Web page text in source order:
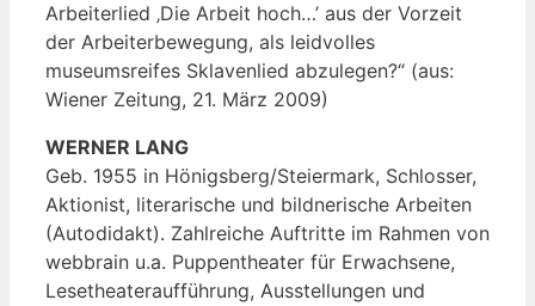
Arbeiterlied ‚Die Arbeit hoch…’ aus der Vorzeit
der Arbeiterbewegung, als leidvolles
museumsreifes Sklavenlied abzulegen?“ (aus:
Wiener Zeitung, 21. März 2009)
WERNER LANG
Geb. 1955 in Hönigsberg/Steiermark, Schlosser,
Aktionist, literarische und bildnerische Arbeiten
(Autodidakt). Zahlreiche Auftritte im Rahmen von
webbrain u.a. Puppentheater für Erwachsene,
Lesetheateraufführung, Ausstellungen und